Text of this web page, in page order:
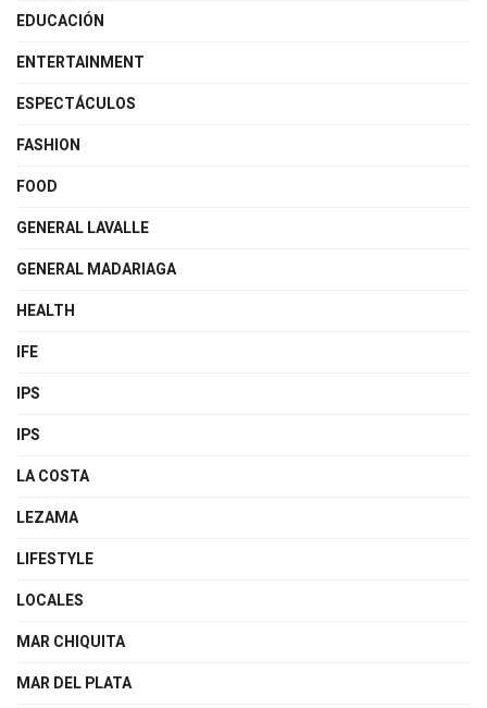
EDUCACIÓN
ENTERTAINMENT
ESPECTÁCULOS
FASHION
FOOD
GENERAL LAVALLE
GENERAL MADARIAGA
HEALTH
IFE
IPS
IPS
LA COSTA
LEZAMA
LIFESTYLE
LOCALES
MAR CHIQUITA
MAR DEL PLATA